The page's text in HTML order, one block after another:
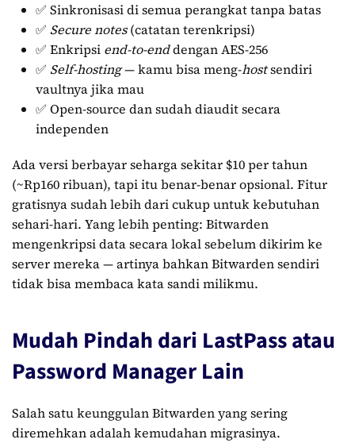
✅ Sinkronisasi di semua perangkat tanpa batas
✅ Secure notes(catatan terenkripsi)
✅ Enkripsi end-to-enddengan AES-256
✅ Self-hosting— kamu bisa meng-hostsendiri
vaultnya jika mau
✅ Open-source dan sudah diaudit secara
independen
Ada versi berbayar seharga sekitar $10 per tahun
(~Rp160 ribuan), tapi itu benar-benar opsional. Fitur
gratisnya sudah lebih dari cukup untuk kebutuhan
sehari-hari. Yang lebih penting: Bitwarden
mengenkripsi data secara lokal sebelum dikirim ke
server mereka — artinya bahkan Bitwarden sendiri
tidak bisa membaca kata sandi milikmu.
Mudah Pindah dari LastPass atau
Password Manager Lain
Salah satu keunggulan Bitwarden yang sering
diremehkan adalah kemudahan migrasinya.